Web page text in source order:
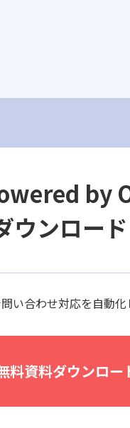
by
ウンロー
い合わせ対応を自動
料資料ダウンロー